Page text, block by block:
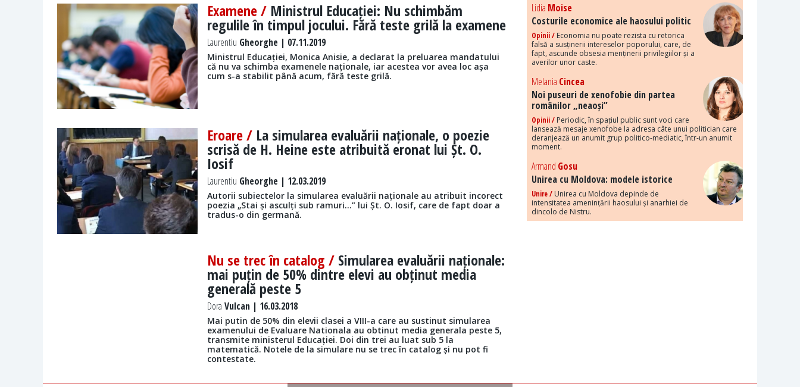
Examene / Ministrul Educației: Nu schimbăm
regulile în timpul jocului. Fără teste grilă la examene
Laurentiu Gheorghe | 07.11.2019
Ministrul Educației, Monica Anisie, a declarat la preluarea mandatului
că nu va schimba examenele naționale, iar acestea vor avea loc așa
cum s-a stabilit până acum, fără teste grilă.
Eroare / La simularea evaluării naționale, o poezie
scrisă de H. Heine este atribuită eronat lui Șt. O.
Iosif
Laurentiu Gheorghe | 12.03.2019
Autorii subiectelor la simularea evaluării naționale au atribuit incorect
poezia „Stai și asculți sub ramuri...” lui Șt. O. Iosif, care de fapt doar a
tradus-o din germană.
Nu se trec în catalog / Simularea evaluării naționale:
mai puțin de 50% dintre elevi au obținut media
generală peste 5
Dora Vulcan | 16.03.2018
Mai putin de 50% din elevii clasei a VIII-a care au sustinut simularea
examenului de Evaluare Nationala au obtinut media generala peste 5,
transmite ministerul Educației. Doi din trei au luat sub 5 la
matematică. Notele de la simulare nu se trec în catalog și nu pot fi
contestate.
Lidia Moise
Costurile economice ale haosului politic
Opinii / Economia nu poate rezista cu retorica
falsă a susținerii intereselor poporului, care, de
fapt, ascunde obsesia menținerii privilegiilor și a
averilor unor caste.
Melania Cincea
Noi puseuri de xenofobie din partea
românilor „neaoși”
Opinii / Periodic, în spațiul public sunt voci care
lansează mesaje xenofobe la adresa câte unui politician care
deranjează un anumit grup politico-mediatic, într-un anumit
moment.
Armand Gosu
Unirea cu Moldova: modele istorice
Unire / Unirea cu Moldova depinde de
intensitatea amenințării haosului și anarhiei de
dincolo de Nistru.